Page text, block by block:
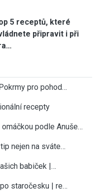
5 receptů, které
připravit i při
pro pohod…
recepty
podle Anuše…
nejen na sváte…
babiček |…
staročesku | re…